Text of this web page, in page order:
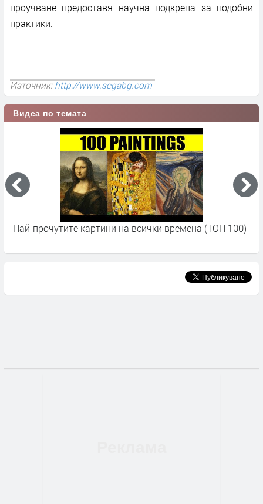
проучване предоставя научна подкрепа за подобни
практики.
Източник:http://www.segabg.com
Видеа по темата
Най-прочутите картини на всички времена (ТОП 100)